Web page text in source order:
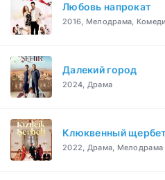
Любовь напрокат
2016, Мелодрама,
Далекий город
2024, Драма
Клюквенный
2022, Драма, Мелодрама